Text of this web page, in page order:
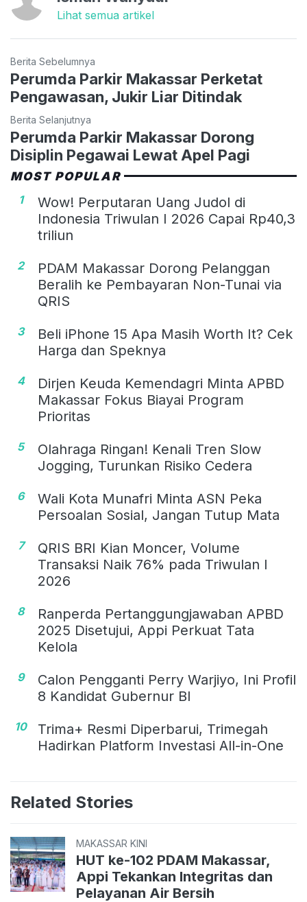
Lihat semua artikel
Berita Sebelumnya
Perumda Parkir Makassar Perketat
Pengawasan, Jukir Liar Ditindak
Berita Selanjutnya
Perumda Parkir Makassar Dorong
Disiplin Pegawai Lewat Apel Pagi
MOST POPULAR
1
Wow! Perputaran Uang Judol di
Indonesia Triwulan I 2026 Capai Rp40,3
triliun
2
PDAM Makassar Dorong Pelanggan
Beralih ke Pembayaran Non-Tunai via
QRIS
3
Beli iPhone 15 Apa Masih Worth It? Cek
Harga dan Speknya
4
Dirjen Keuda Kemendagri Minta APBD
Makassar Fokus Biayai Program
Prioritas
5
Olahraga Ringan! Kenali Tren Slow
Jogging, Turunkan Risiko Cedera
6
Wali Kota Munafri Minta ASN Peka
Persoalan Sosial, Jangan Tutup Mata
7
QRIS BRI Kian Moncer, Volume
Transaksi Naik 76% pada Triwulan I
2026
8
Ranperda Pertanggungjawaban APBD
2025 Disetujui, Appi Perkuat Tata
Kelola
9
Calon Pengganti Perry Warjiyo, Ini Profil
8 Kandidat Gubernur BI
10
Trima+ Resmi Diperbarui, Trimegah
Hadirkan Platform Investasi All-in-One
Related Stories
MAKASSAR KINI
HUT ke-102 PDAM Makassar,
Appi Tekankan Integritas dan
Pelayanan Air Bersih